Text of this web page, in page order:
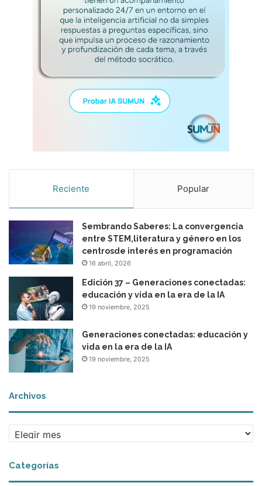
Reciente Popular
Sembrando Saberes: La convergencia
entre STEM,literatura y género en los
centrosde interés en programación
16 abril, 2026
Edición 37 – Generaciones conectadas:
educación y vida en la era de la IA
19 noviembre, 2025
Generaciones conectadas: educación y
vida en la era de la IA
19 noviembre, 2025
Archivos
Archivos
Categorías